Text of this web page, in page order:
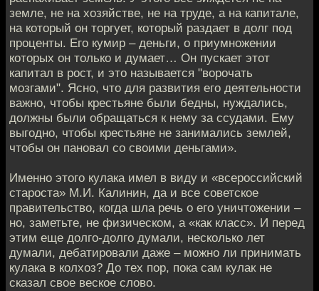
земле, не на хозяйстве, не на труде, а на капитале,
на который он торгует, который раздает в долг под
проценты. Его кумир – деньги, о приумножении
которых он только и думает… Он пускает этот
капитал в рост, и это называется "ворочать
мозгами". Ясно, что для развития его деятельности
важно, чтобы крестьяне были бедны, нуждались,
должны были обращаться к нему за ссудами. Ему
выгодно, чтобы крестьяне не занимались землей,
чтобы он пановал со своими деньгами».
Именно этого кулака имел в виду и «всероссийский
староста» М.И. Калинин, да и все советское
правительство, когда шла речь о его уничтожении –
но, заметьте, не физическом, а «как класс». И перед
этим еще долго-долго думали, несколько лет
думали, дебатировали даже – можно ли принимать
кулака в колхоз? До тех пор, пока сам кулак не
сказал свое веское слово.